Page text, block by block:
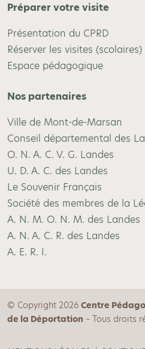
Préparer votre visite
Présentation du CPRD
Réserver les visites (scolaires)
Espace pédagogique
Nos partenaires
Ville de Mont-de-Marsan
Conseil départemental des
O. N. A. C. V. G. Landes
U. D. A. C. des Landes
Le Souvenir Français
Société des membres de la
A. N. M. O. N. M. des Landes
A. N. A. C. R. des Landes
A. E. R. I.
© Copyright 2026 Centre
de la Déportation – Tous droits